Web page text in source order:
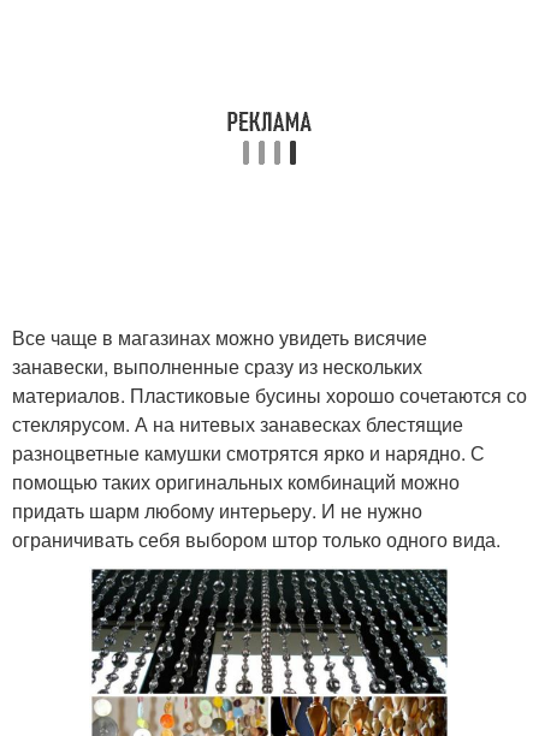
Все чаще в магазинах можно увидеть висячие
занавески, выполненные сразу из нескольких
материалов. Пластиковые бусины хорошо сочетаются со
стеклярусом. А на нитевых занавесках блестящие
разноцветные камушки смотрятся ярко и нарядно. С
помощью таких оригинальных комбинаций можно
придать шарм любому интерьеру. И не нужно
ограничивать себя выбором штор только одного вида.